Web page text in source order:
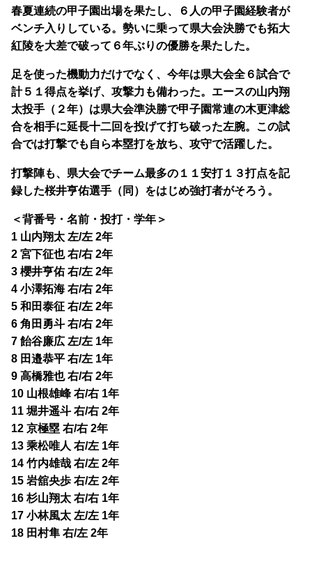
春夏連続の甲子園出場を果たし、６人の甲子園経験者が
ベンチ入りしている。勢いに乗って県大会決勝でも拓大
紅陵を大差で破って６年ぶりの優勝を果たした。
足を使った機動力だけでなく、今年は県大会全６試合で
計５１得点を挙げ、攻撃力も備わった。エースの山内翔
太投手（２年）は県大会準決勝で甲子園常連の木更津総
合を相手に延長十二回を投げて打ち破った左腕。この試
合では打撃でも自ら本塁打を放ち、攻守で活躍した。
打撃陣も、県大会でチーム最多の１１安打１３打点を記
録した桜井亨佑選手（同）をはじめ強打者がそろう。
＜背番号・名前・投打・学年＞
1 山内翔太 左/左 2年
2 宮下征也 右/右 2年
3 櫻井亨佑 右/左 2年
4 小澤拓海 右/右 2年
5 和田泰征 右/左 2年
6 角田勇斗 右/右 2年
7 飴谷廉広 左/左 1年
8 田邉恭平 右/左 1年
9 高橋雅也 右/右 2年
10 山根雄峰 右/右 1年
11 堀井遥斗 右/右 2年
12 京極塁 右/右 2年
13 乘松唯人 右/左 1年
14 竹内雄哉 右/左 2年
15 岩舘央歩 右/左 2年
16 杉山翔太 右/右 1年
17 小林風太 左/左 1年
18 田村隼 右/左 2年